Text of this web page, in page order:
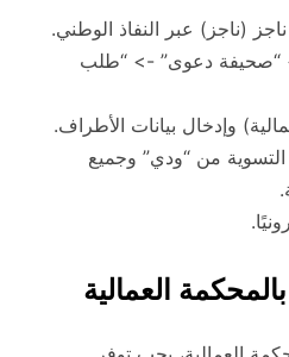
(ناجز) عبر النفاذ الوطني.
-> “صحيفة دعوى” -> “طلب
وإدخال بيانات الأطراف.
من “ودي” وجميع
العمالية